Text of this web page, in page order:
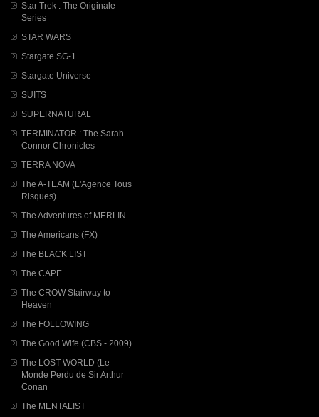
Star Trek : The Originale
Series
STAR WARS
Stargate SG-1
Stargate Universe
SUITS
SUPERNATURAL
TERMINATOR : The Sarah
Connor Chronicles
TERRA NOVA
The A-TEAM (L'Agence Tous
Risques)
The Adventures of MERLIN
The Americans (FX)
The BLACK LIST
The CAPE
The CROW Stairway to
Heaven
The FOLLOWING
The Good Wife (CBS - 2009)
The LOST WORLD (Le
Monde Perdu de Sir Arthur
Conan
The MENTALIST